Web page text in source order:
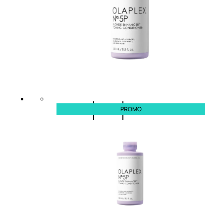
PROMO
Nature
Donna
L’OCCITANE
FIORI
PROMO